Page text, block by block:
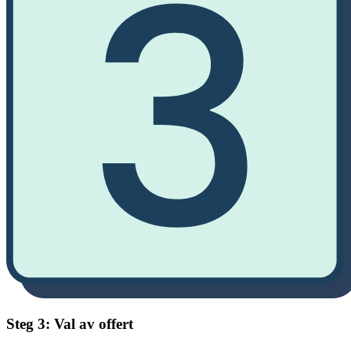
Steg 3: Val av offert